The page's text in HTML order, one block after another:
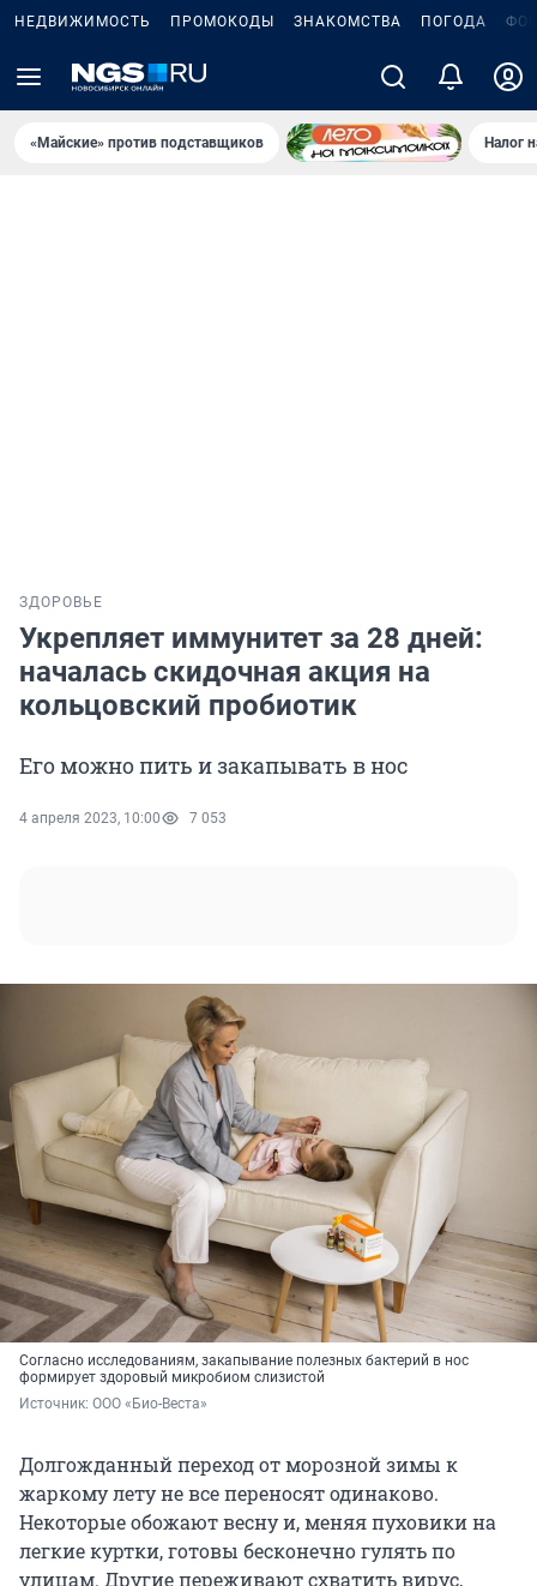
НЕДВИЖИМОСТЬ ПРОМОКОДЫ ЗНАКОМСТВА ПОГОДА
«Майские» против подставщиков Налог
ЗДОРОВЬЕ
Укрепляет иммунитет за 28 дней:
началась скидочная акция на
кольцовский пробиотик
Его можно пить и закапывать в нос
4 апреля 2023, 10:00 7 053
Согласно исследованиям, закапывание полезных бактерий в нос
формирует здоровый микробиом слизистой
Источник: ООО «Био-Веста»
Долгожданный переход от морозной зимы к
жаркому лету не все переносят одинаково.
Некоторые обожают весну и, меняя пуховики на
легкие куртки, готовы бесконечно гулять по
улицам. Другие переживают схватить вирус,